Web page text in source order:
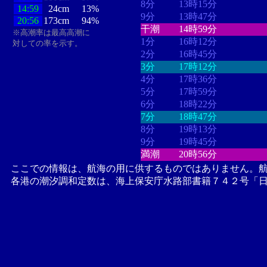
14:59
24cm
13%
20:56 173cm 94%
※高潮率は最高高潮に
対しての率を示す。
8分
13時15分
9分
13時47分
干潮
14時59分
1分
16時12分
2分
16時45分
3分
17時12分
4分
17時36分
5分
17時59分
6分
18時22分
7分
18時47分
8分
19時13分
9分
19時45分
満潮
20時56分
ここでの情報は、航海の用に供するものではありません。
各港の潮汐調和定数は、海上保安庁水路部書籍７４２号「